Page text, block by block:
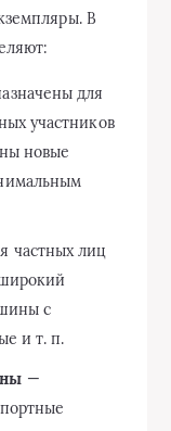
В
для
участников
новые
частных лиц
с
и т. п.
—